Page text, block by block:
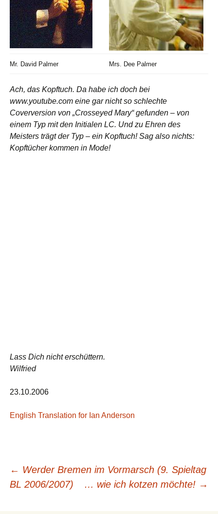
Mr. David Palmer Mrs. Dee Palmer
Ach, das Kopftuch. Da habe ich doch bei
www.youtube.com eine gar nicht so schlechte
Coverversion von „Crosseyed Mary“ gefunden – von
einem Typ mit den Initialen LC. Und zu Ehren des
Meisters trägt der Typ – ein Kopftuch! Sag also nichts:
Kopftücher kommen in Mode!
Lass Dich nicht erschüttern.
Wilfried
23.10.2006
English Translation for Ian Anderson
Beitragsnavigation
← Werder Bremen im Vormarsch (9. Spieltag
BL 2006/2007)
… wie ich kotzen möchte! →